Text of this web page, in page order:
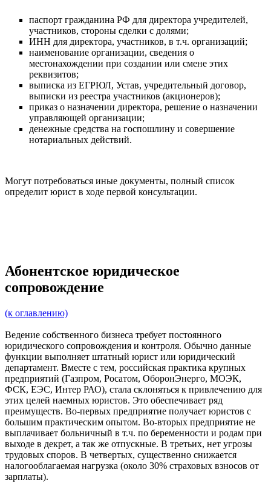
паспорт гражданина РФ для директора учредителей,
участников, стороны сделки с долями;
ИНН для директора, участников, в т.ч. организаций;
наименование организации, сведения о
местонахождении при создании или смене этих
реквизитов;
выписка из ЕГРЮЛ, Устав, учредительный договор,
выписки из реестра участников (акционеров);
приказ о назначении директора, решение о назначении
управляющей организации;
денежные средства на госпошлину и совершение
нотариальных действий.
Могут потребоваться иные документы, полный список
определит юрист в ходе первой консультации.
Абонентское юридическое
сопровождение
(к оглавлению)
Ведение собственного бизнеса требует постоянного
юридического сопровождения и контроля. Обычно данные
функции выполняет штатный юрист или юридический
департамент. Вместе с тем, российская практика крупных
предприятий (Газпром, Росатом, ОборонЭнерго, МОЭК,
ФСК, ЕЭС, Интер РАО), стала склоняться к привлечению для
этих целей наемных юристов. Это обеспечивает ряд
преимуществ. Во-первых предприятие получает юристов с
большим практическим опытом. Во-вторых предприятие не
выплачивает больничный в т.ч. по беременности и родам при
выходе в декрет, а так же отпускные. В третьих, нет угрозы
трудовых споров. В четвертых, существенно снижается
налогооблагаемая нагрузка (около 30% страховых взносов от
зарплаты).